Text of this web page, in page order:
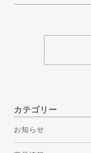
カテゴリー
お知らせ